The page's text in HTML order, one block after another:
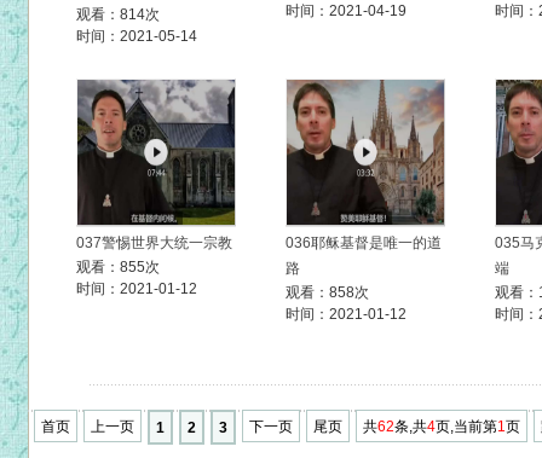
观看：814次
时间：2021-05-14
时间：2021-04-19
时间
037警惕世界大统一宗教
观看：855次
时间：2021-01-12
036耶稣基督是唯一的道
路
观看：858次
时间：2021-01-12
035马
端
观看
时间
首页 上一页 1 2 3 下一页 尾页 共62条,共4页,当前第1页